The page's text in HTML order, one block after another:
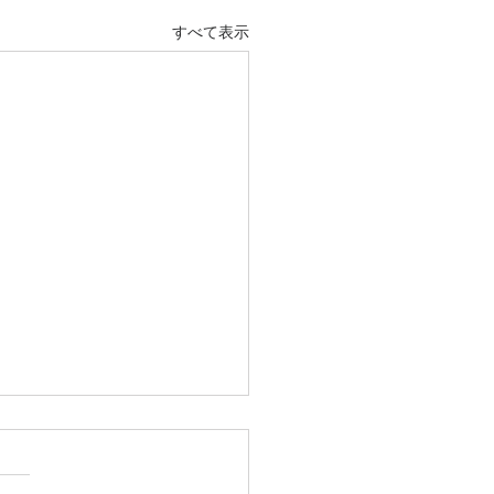
すべて表示
その217 おいらん
と知れた、吉原の太夫のこ